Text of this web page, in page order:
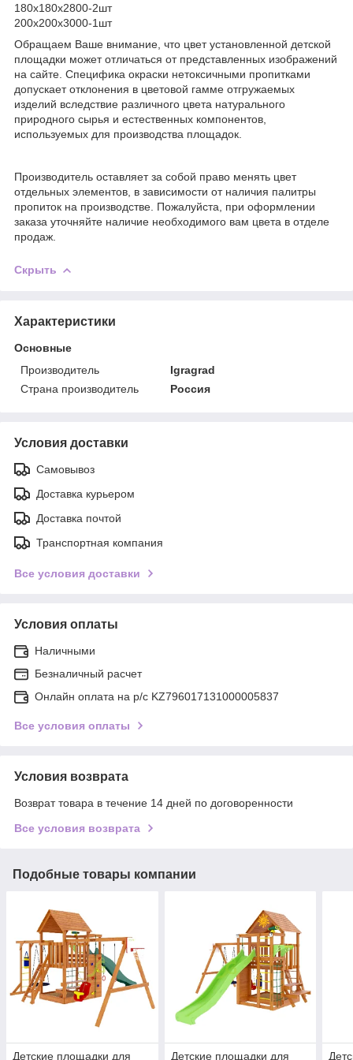
180х180х2800-2шт
200х200х3000-1шт
Обращаем Ваше внимание, что цвет установленной детской
площадки может отличаться от представленных изображений
на сайте. Специфика окраски нетоксичными пропитками
допускает отклонения в цветовой гамме отгружаемых
изделий вследствие различного цвета натурального
природного сырья и естественных компонентов,
используемых для производства площадок.
Производитель оставляет за собой право менять цвет
отдельных элементов, в зависимости от наличия палитры
пропиток на производстве. Пожалуйста, при оформлении
заказа уточняйте наличие необходимого вам цвета в отделе
продаж.
Скрыть
Характеристики
Основные
Производитель
Igragrad
Страна производитель
Россия
Условия доставки
Самовывоз
Доставка курьером
Доставка почтой
Транспортная компания
Все условия доставки
Условия оплаты
Наличными
Безналичный расчет
Онлайн оплата на р/с KZ796017131000005837
Все условия оплаты
Условия возврата
Возврат товара в течение 14 дней по договоренности
Все условия возврата
Подобные товары компании
Детские площадки для
Детские площадки для